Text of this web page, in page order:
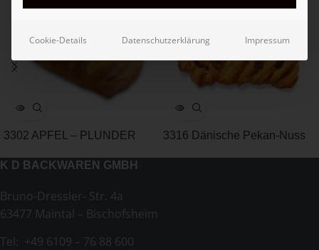
3302 APFEL – PLUNDER
3316 Dänische Pekan-Nuss
K D BACKWAREN GMBH
Bruno-Dressler- Str. 4a
63477 Maintal – Bischofsheim
Tel: +49 6109 – 76 88 600
Cookie-Details Datenschutzerklärung Impressum